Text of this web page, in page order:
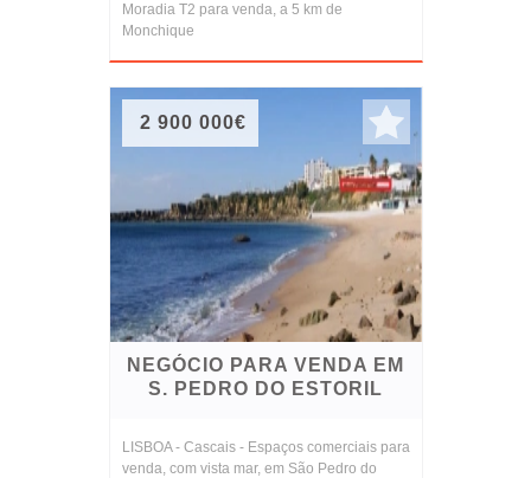
Moradia T2 para venda, a 5 km de
Monchique
2 900 000€
NEGÓCIO PARA VENDA EM
S. PEDRO DO ESTORIL
LISBOA - Cascais - Espaços comerciais para
venda, com vista mar, em São Pedro do